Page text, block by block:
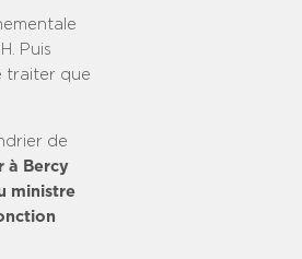
Puis
traiter que
de
à Bercy
ministre